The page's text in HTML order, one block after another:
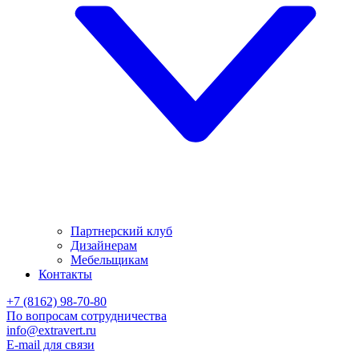
Партнерский клуб
Дизайнерам
Мебельщикам
Контакты
+7 (8162) 98-70-80
По вопросам сотрудничества
info@extravert.ru
E-mail для связи